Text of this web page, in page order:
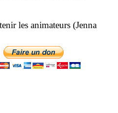
les animateurs (Jenna